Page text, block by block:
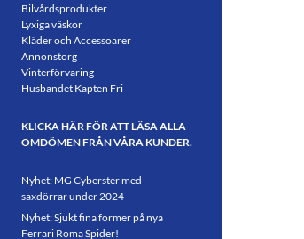
Bilvårdsprodukter
Lyxiga väskor
Kläder och Accessoarer
Annonstorg
Vinterförvaring
Husbandet Kapten Fri
KLICKA HÄR FÖR ATT LÄSA ALLA
OMDÖMEN FRÅN VÅRA KUNDER.
Nyhet: MG Cyberster med
saxdörrar under 2024
Nyhet: Sjukt fina former på nya
Ferrari Roma Spider!